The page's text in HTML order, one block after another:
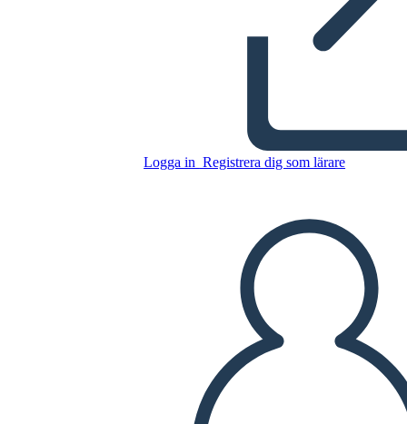
Logga in Registrera dig som lärare
SPELA UPP BILDSPEL
LÄS FÖR MIG